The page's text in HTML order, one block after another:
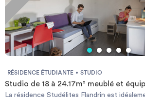
RÉSIDENCE ÉTUDIANTE STUDIO
Studio de 18 à 24.17m² meublé et
La résidence Studélites Flandrin est